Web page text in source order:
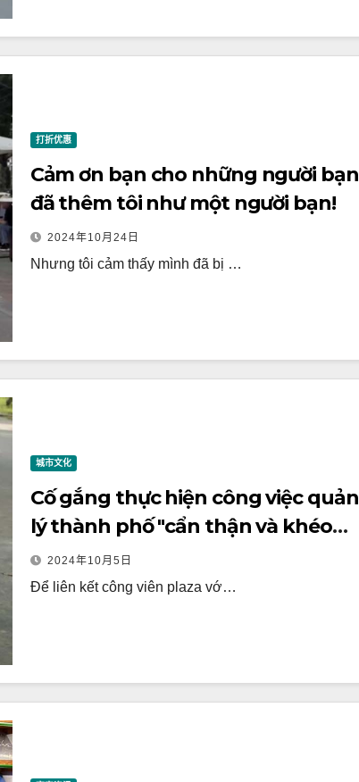
打折优惠
Cảm ơn bạn cho những người bạn
đã thêm tôi như một người bạn!
2024年10月24日
Nhưng tôi cảm thấy mình đã bị …
城市文化
Cố gắng thực hiện công việc quản
lý thành phố "cẩn thận và khéo
léo" với "thêu" trong việc làm sạch
nhà vệ sinh công cộng quảng
2024年10月5日
Để liên kết công viên plaza vớ…